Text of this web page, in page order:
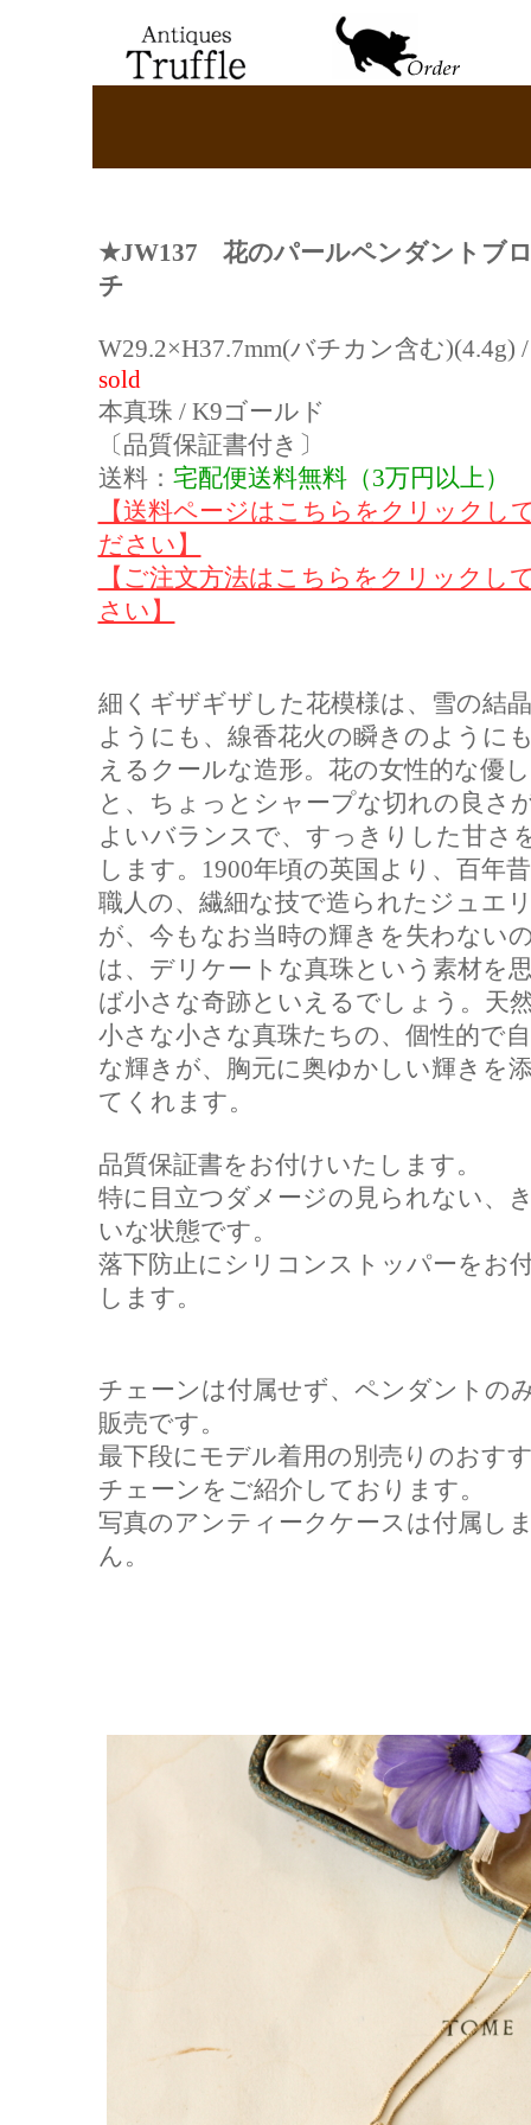
★JW137 花のパールペンダントブ
チ
W29.2×H37.7mm(バチカン含む)(4.4g) /
sold
本真珠 / K9ゴールド
〔品質保証書付き〕
送料： 宅配便送料無料（3万円以上）
【送料ページはこちらをクリックし
ださい】
【ご注文方法はこちらをクリックし
さい】
細くギザギザした花模様は、雪の結
ようにも、線香花火の瞬きのように
えるクールな造形。花の女性的な優
と、ちょっとシャープな切れの良さ
よいバランスで、すっきりした甘さ
します。1900年頃の英国より、百年
職人の、繊細な技で造られたジュエ
が、今もなお当時の輝きを失わない
は、デリケートな真珠という素材を
ば小さな奇跡といえるでしょう。天
小さな小さな真珠たちの、個性的で
な輝きが、胸元に奥ゆかしい輝きを
てくれます。
品質保証書をお付けいたします。
特に目立つダメージの見られない、
いな状態です。
落下防止にシリコンストッパーをお
します。
チェーンは付属せず、ペンダントの
販売です。
最下段にモデル着用の別売りのおす
チェーンをご紹介しております。
写真のアンティークケースは付属し
ん。